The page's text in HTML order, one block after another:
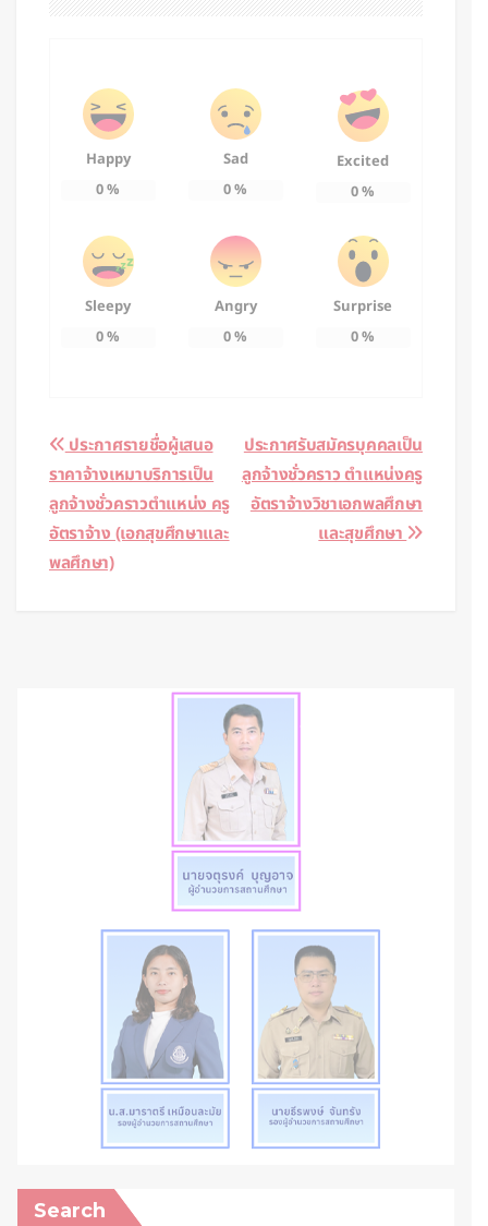
Happy
0%
Sad
0%
Excited
0%
Sleepy
0%
Angry
0%
Surprise
0%
Post
navigation
ประกาศรับสมัครบุคคลเป็น
ลูกจ้างชั่วคราว ตำแหน่งครู
อัตราจ้างวิชาเอกพลศึกษา
และสุขศึกษา
ประกาศรายชื่อผู้เสนอ
ราคาจ้างเหมาบริการเป็น
ลูกจ้างชั่วคราวตำแหน่ง ครู
อัตราจ้าง (เอกสุขศึกษาและ
พลศึกษา)
Search